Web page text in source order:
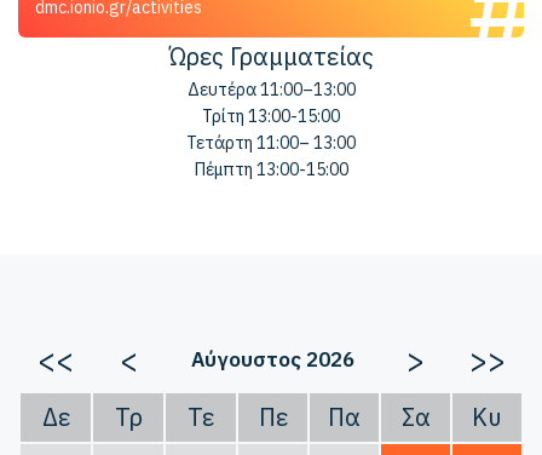
dmc.ionio.gr/activities
Ώρες Γραμματείας
Δευτέρα 11:00–13:00
Τρίτη 13:00-15:00
Τετάρτη 11:00– 13:00
Πέμπτη 13:00-15:00
<< < Αύγουστος 2026 > >>
Δε Τρ Τε Πε Πα Σα
Κυ